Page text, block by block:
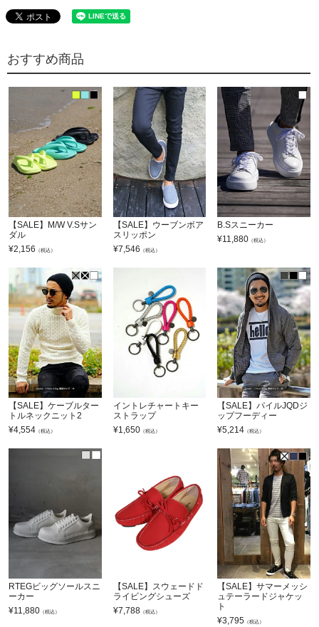
おすすめ商品
【SALE】M/W V.Sサン
ダル
¥2,156 （税込）
【SALE】ウーブンボア
スリッポン
¥7,546 （税込）
B.Sスニーカー
¥11,880 （税込）
【SALE】ケーブルター
トルネックニット2
¥4,554 （税込）
イントレチャートキー
ストラップ
¥1,650（税込）
【SALE】パイルJQDジ
ップフーディー
¥5,214 （税込）
RTEGビッグソールスニ
ーカー
¥11,880 （税込）
【SALE】スウェードド
ライビングシューズ
¥7,788（税込）
【SALE】サマーメッシ
ュテーラードジャケッ
ト
¥3,795 （税込）